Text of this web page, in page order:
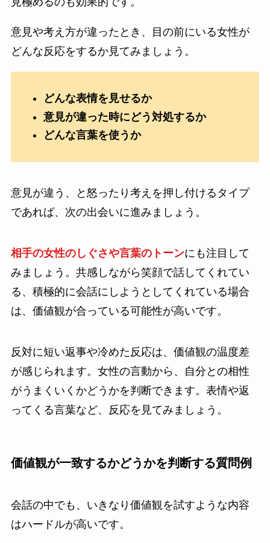
意見や考え方が違ったとき、目の前にいる女性が
どんな反応をするか見てみましょう。
どんな表情を見せるか
意見が違った時にどう対処するか
どんな言葉を使うか
意見が違う、と怒ったり考えを押し付けるタイプ
であれば、次の出会いに進みましょう。
相手の女性のしぐさや言葉のトーンにも注目して
みましょう。共感しながら笑顔で話してくれてい
る、積極的に会話にしようとしてくれている場合
は、価値観が合っている可能性が高いです。
反対に短い返事や冷めた反応は、価値観の温度差
が感じられます。女性の言動から、自分との相性
がうまくいくかどうかを判断できます。表情や返
ってくる言葉など、反応を見てみましょう。
価値観が一致するかどうかを判断する質問例
会話の中でも、いきなり価値観を試すような内容
はハードルが高いです。